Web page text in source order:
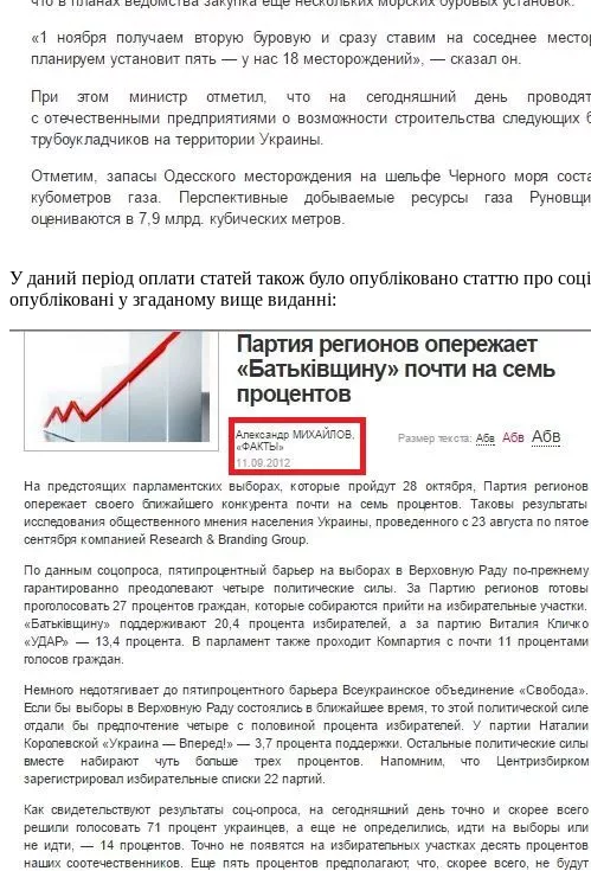
У даний період оплати статей також було опубліковано статтю про
опубліковані у згаданому вище виданні: